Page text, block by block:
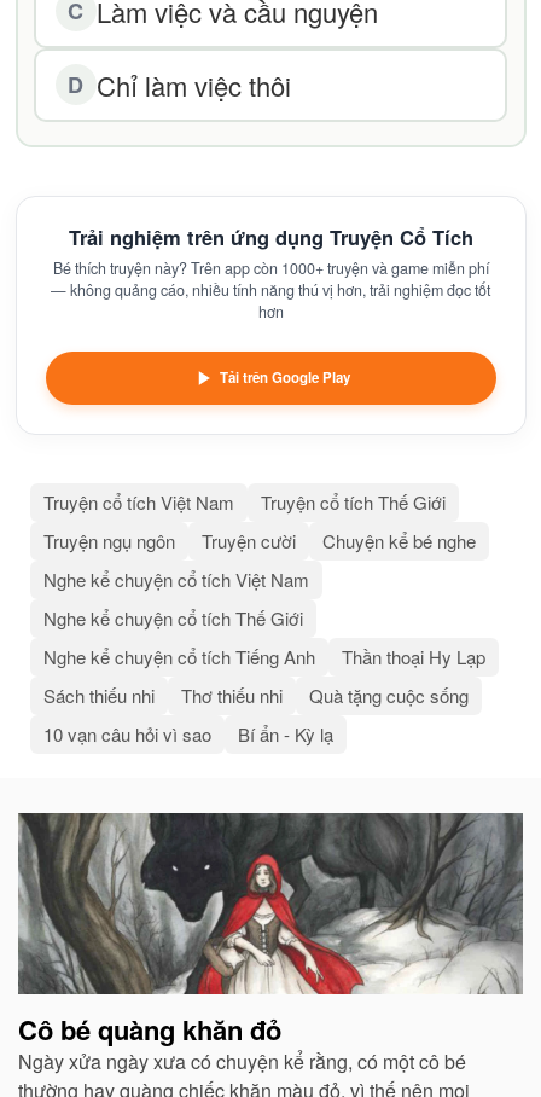
C Làm việc và cầu nguyện
D Chỉ làm việc thôi
Trải nghiệm trên ứng dụng Truyện Cổ Tích
Bé thích truyện này? Trên app còn 1000+ truyện và game miễn phí
— không quảng cáo, nhiều tính năng thú vị hơn, trải nghiệm đọc tốt
hơn
Tải trên Google Play
Truyện cổ tích Việt Nam
Truyện cổ tích Thế Giới
Truyện ngụ ngôn
Truyện cười
Chuyện kể bé nghe
Nghe kể chuyện cổ tích Việt Nam
Nghe kể chuyện cổ tích Thế Giới
Nghe kể chuyện cổ tích Tiếng Anh
Thần thoại Hy Lạp
Sách thiếu nhi
Thơ thiếu nhi
Quà tặng cuộc sống
10 vạn câu hỏi vì sao
Bí ẩn - Kỳ lạ
Bài
viết
liên
quan
Cô bé quàng khăn đỏ
Ngày xửa ngày xưa có chuyện kể rằng, có một cô bé
thường hay quàng chiếc khăn màu đỏ, vì thế nên mọi